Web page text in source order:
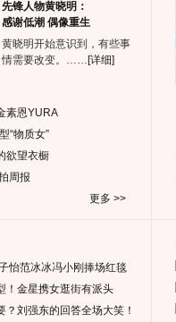
先锋人物黄晓明：
感谢低潮 偶像重生
黄晓明开始意识到，有些事
情需要改变。…… [详细]
素恩YURA
“物质女”
欲望衣橱
周报
更多 >>
怡范冰冰冯小刚捧场红毯
！金星携女逛街有派头
刘强东的回答全场大笑！